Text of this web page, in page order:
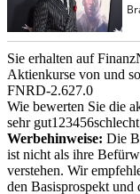
Sie erhalten auf
Aktienkurse von und
FNRD-2.627.0
Wie bewerten Sie die
sehr gut1 23456schlecht
Werbehinweise: Die
ist nicht als ihre
verstehen. Wir
den Basisprospekt